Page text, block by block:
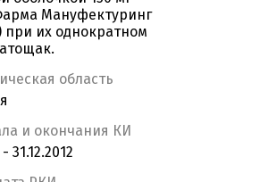
Мануфектуринг
при их однократном
область
и окончания КИ
31.12.2012